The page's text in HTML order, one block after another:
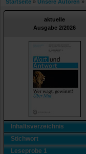
Startseite » Unsere Autoren »
aktuelle
Ausgabe 2/2026
Inhaltsverzeichnis
Stichwort
Leseprobe 1